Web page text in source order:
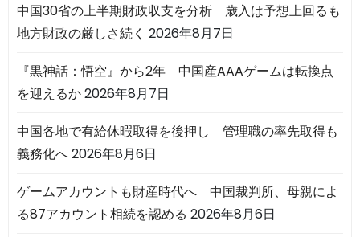
中国30省の上半期財政収支を分析 歳入は予想上回るも
地方財政の厳しさ続く 2026年8月7日
『黒神話：悟空』から2年 中国産AAAゲームは転換点
を迎えるか2026年8月7日
中国各地で有給休暇取得を後押し 管理職の率先取得も
義務化へ2026年8月6日
ゲームアカウントも財産時代へ 中国裁判所、母親によ
る87アカウント相続を認める 2026年8月6日